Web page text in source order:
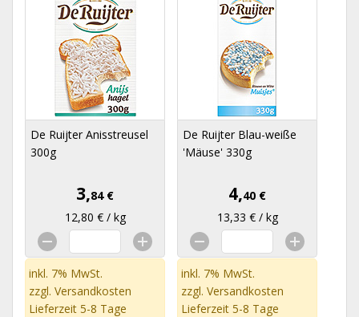
De Ruijter Anisstreusel
300g
3,84 €
12,80 € / kg
inkl. 7% MwSt.
zzgl. Versandkosten
Lieferzeit 5-8 Tage
De Ruijter Blau-weiße
'Mäuse' 330g
4,40 €
13,33 € / kg
inkl. 7% MwSt.
zzgl. Versandkosten
Lieferzeit 5-8 Tage